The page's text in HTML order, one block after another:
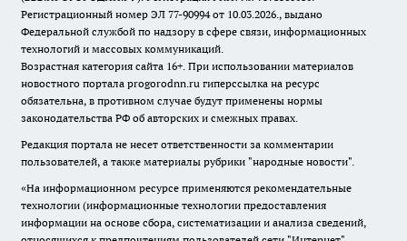
Регистрационный номер ЭЛ 77-90994 от 10.03.2026., выдано
Федеральной службой по надзору в сфере связи, информационных
технологий и массовых коммуникаций.
Возрастная категория сайта 16+. При использовании материалов
новостного портала progorodnn.ru гиперссылка на ресурс
обязательна, в противном случае будут применены нормы
законодательства РФ об авторских и смежных правах.
Редакция портала не несет ответственности за комментарии
пользователей, а также материалы рубрики "народные новости".
«На информационном ресурсе применяются рекомендательные
технологии (информационные технологии предоставления
информации на основе сбора, систематизации и анализа сведений,